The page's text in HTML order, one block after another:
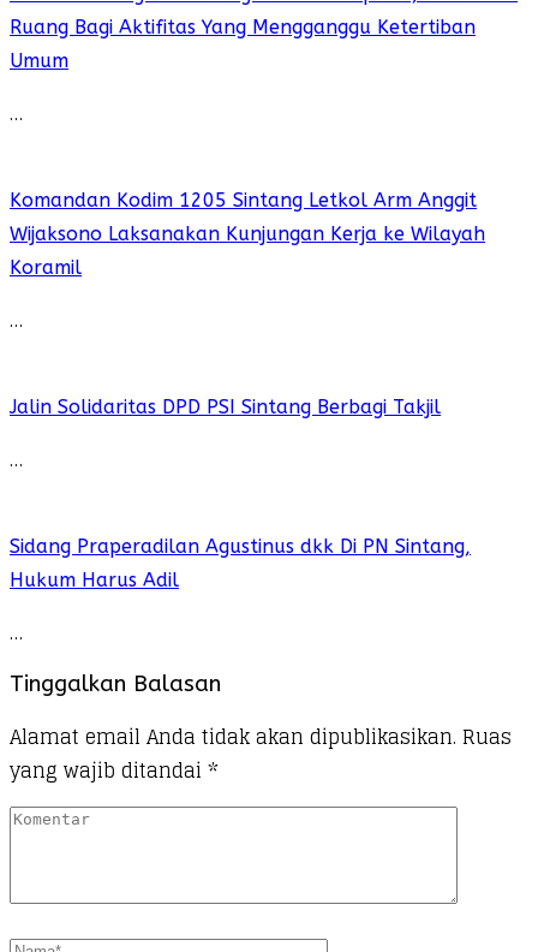
Ruang Bagi Aktifitas Yang Mengganggu Ketertiban
Umum
…
Komandan Kodim 1205 Sintang Letkol Arm Anggit
Wijaksono Laksanakan Kunjungan Kerja ke Wilayah
Koramil
…
Jalin Solidaritas DPD PSI Sintang Berbagi Takjil
…
Sidang Praperadilan Agustinus dkk Di PN Sintang,
Hukum Harus Adil
…
Tinggalkan Balasan
Alamat email Anda tidak akan dipublikasikan. Ruas
yang wajib ditandai *